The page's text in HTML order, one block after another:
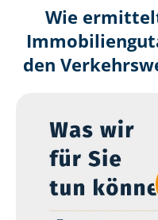
Wie
den